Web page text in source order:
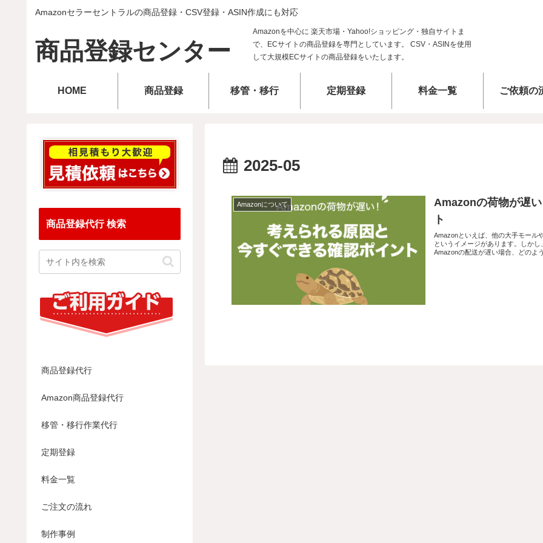
Amazonセラーセントラルの商品登録・CSV登録・ASIN作成にも対応
商品登録センター
HOME 商品登録 移管・移行 定期登録 料金一覧 ご依頼の
2025-05
Amazonについて
Amazonの荷物が遅
ト
Amazonといえば、他の大手モール
というイメージがあります。しか
Amazonの配送が遅い場合、どのよ
商品登録代行 検索
商品登録代行
Amazon商品登録代行
移管・移行作業代行
定期登録
料金一覧
ご注文の流れ
制作事例